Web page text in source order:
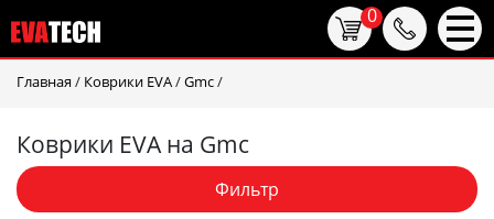
Главная / Коврики EVA/Gmc/
Коврики EVA на Gmc
Фильтр
0